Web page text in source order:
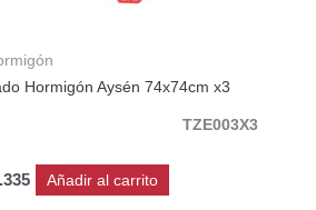
Hormigón Aysén 74x74cm x3
TZE003X3
Añadir al carrito